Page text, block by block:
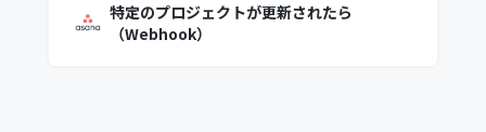
特定のプロジェクトが更新されたら
（Webhook）